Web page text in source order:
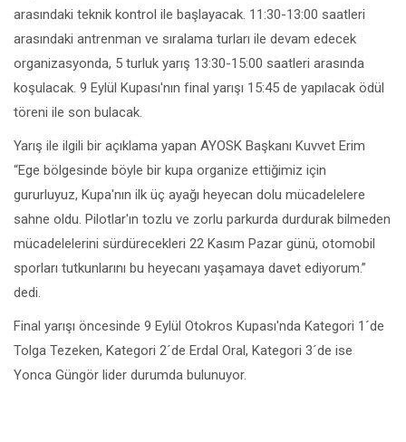
arasındaki teknik kontrol ile başlayacak. 11:30-13:00 saatleri
arasındaki antrenman ve sıralama turları ile devam edecek
organizasyonda, 5 turluk yarış 13:30-15:00 saatleri arasında
koşulacak. 9 Eylül Kupası'nın final yarışı 15:45 de yapılacak ödül
töreni ile son bulacak.
Yarış ile ilgili bir açıklama yapan AYOSK Başkanı Kuvvet Erim
“Ege bölgesinde böyle bir kupa organize ettiğimiz için
gururluyuz, Kupa'nın ilk üç ayağı heyecan dolu mücadelelere
sahne oldu. Pilotlar'ın tozlu ve zorlu parkurda durdurak bilmeden
mücadelelerini sürdürecekleri 22 Kasım Pazar günü, otomobil
sporları tutkunlarını bu heyecanı yaşamaya davet ediyorum.”
dedi.
Final yarışı öncesinde 9 Eylül Otokros Kupası'nda Kategori 1´de
Tolga Tezeken, Kategori 2´de Erdal Oral, Kategori 3´de ise
Yonca Güngör lider durumda bulunuyor.